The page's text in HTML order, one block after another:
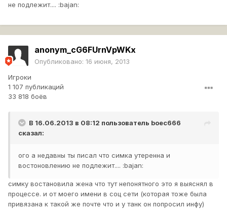
не подлежит.... :bajan:
anonym_cG6FUrnVpWKx
Опубликовано: 16 июня, 2013
Игроки
1 107 публикаций
33 818 боёв
В 16.06.2013 в 08:12 пользователь boec666
сказал:
ого а недавны ты писал что симка утеренна и
востоновлению не подлежит.... :bajan:
симку востановила жена что тут непонятного это я выяснял в
процессе. и от моего имени в соц сети (которая тоже была
привязана к такой же почте что и у танк он попросил инфу)